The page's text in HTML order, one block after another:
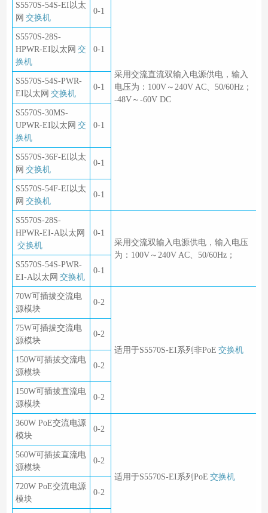
采用交流直流双输入电源供电，输入
电压为：100V～240V AC、50/60Hz；
-48V～-60V DC
S5570S-54S-EI以太
网 交换机
0-1
S5570S-28S-
HPWR-EI以太网 交
换机
0-1
S5570S-54S-PWR-
EI以太网 交换机
0-1
S5570S-30MS-
UPWR-EI以太网 交
换机
0-1
S5570S-36F-EI以太
网 交换机
0-1
S5570S-54F-EI以太
网 交换机
0-1
S5570S-28S-
HPWR-EI-A以太网
交换机
0-1
采用交流双输入电源供电，输入电压
为：100V～240V AC、50/60Hz；
S5570S-54S-PWR-
EI-A以太网 交换机
0-1
70W可插拔交流电
源模块
0-2
适用于S5570S-EI系列非PoE 交换机
75W可插拔交流电
源模块
0-2
150W可插拔交流电
源模块
0-2
150W可插拔直流电
源模块
0-2
360W PoE交流电源
模块
0-2
适用于S5570S-EI系列PoE 交换机
560W可插拔直流电
源模块
0-2
720W PoE交流电源
模块
0-2